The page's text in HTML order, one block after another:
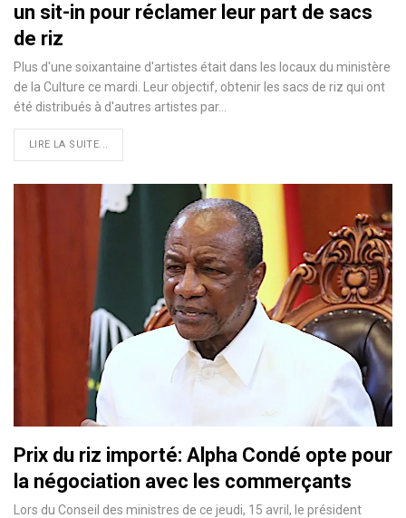
un sit-in pour réclamer leur part de sacs
de riz
Plus d'une soixantaine d'artistes était dans les locaux du ministère
de la Culture ce mardi. Leur objectif, obtenir les sacs de riz qui ont
été distribués à d'autres artistes par…
LIRE LA SUITE...
Prix du riz importé: Alpha Condé opte pour
la négociation avec les commerçants
Lors du Conseil des ministres de ce jeudi, 15 avril, le président